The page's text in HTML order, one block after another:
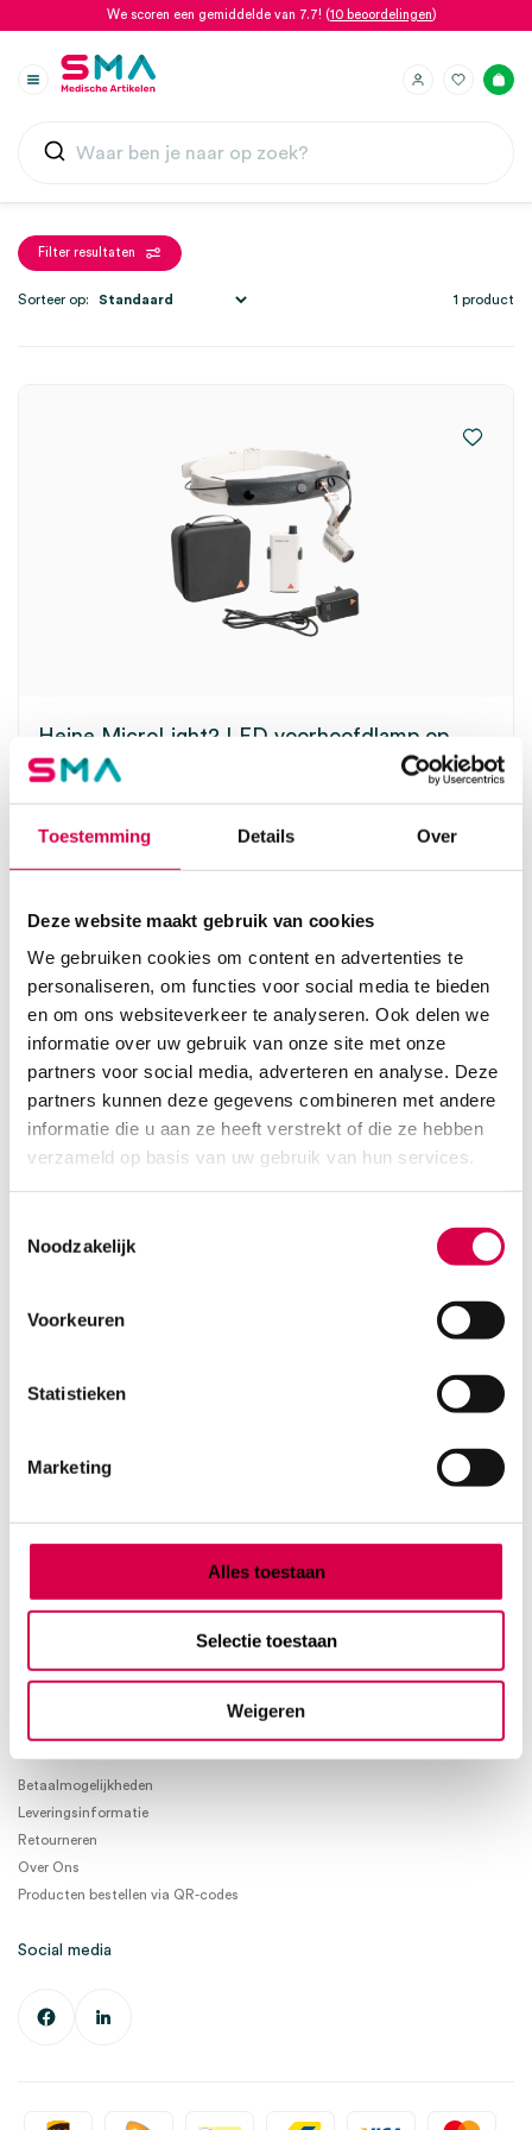
Toestemming Details Over
Deze website maakt gebruik van cookies
We gebruiken cookies om content en advertenties te
personaliseren, om functies voor social media te bieden
en om ons websiteverkeer te analyseren. Ook delen we
informatie over uw gebruik van onze site met onze
partners voor social media, adverteren en analyse. Deze
partners kunnen deze gegevens combineren met andere
informatie die u aan ze heeft verstrekt of die ze hebben
verzameld op basis van uw gebruik van hun services.
Noodzakelijk
Voorkeuren
Statistieken
Marketing
Alles toestaan
Selectie toestaan
Weigeren
We scoren een gemiddelde van 7.7! (10 beoordelingen)
Filter resultaten
1 product
Sorteer op:
Heine MicroLight2 LED voorhoofdlamp op
lichtgewicht hoofdband met mPack mini,
mPack mini riemclip, E4-USB plug-in
transformator, in koffer (set)
HEINE
1 set, MicroLight2, onsteriel
1,995.00
Product categorieën
Overig
Verbruiksmaterialen
Park Forum 1057
5657 HJ Eindhoven
Klantenservice
Ma. t/m Vrij. 08:30 - 17:00
Informatie
Betaalmogelijkheden
Leveringsinformatie
Retourneren
Over Ons
Producten bestellen via QR-codes
Social media